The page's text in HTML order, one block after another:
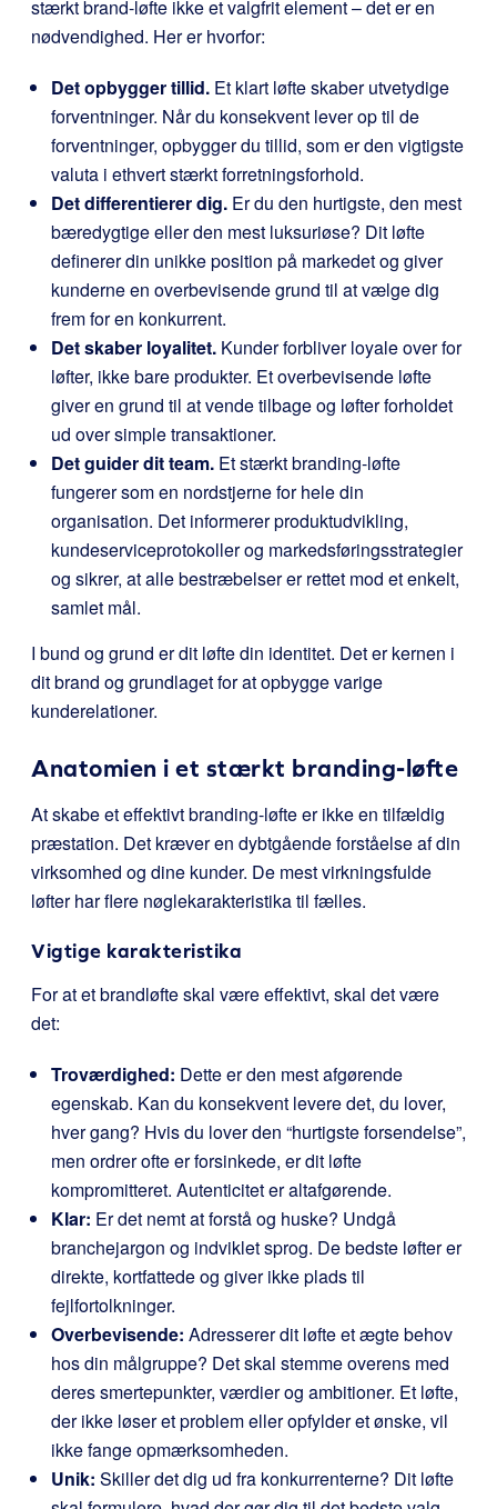
stærkt brand-løfte ikke et valgfrit element – det er en
nødvendighed. Her er hvorfor:
Det opbygger tillid. Et klart løfte skaber utvetydige
forventninger. Når du konsekvent lever op til de
forventninger, opbygger du tillid, som er den vigtigste
valuta i ethvert stærkt forretningsforhold.
Det differentierer dig. Er du den hurtigste, den mest
bæredygtige eller den mest luksuriøse? Dit løfte
definerer din unikke position på markedet og giver
kunderne en overbevisende grund til at vælge dig
frem for en konkurrent.
Det skaber loyalitet. Kunder forbliver loyale over for
løfter, ikke bare produkter. Et overbevisende løfte
giver en grund til at vende tilbage og løfter forholdet
ud over simple transaktioner.
Det guider dit team. Et stærkt branding-løfte
fungerer som en nordstjerne for hele din
organisation. Det informerer produktudvikling,
kundeserviceprotokoller og markedsføringsstrategier
og sikrer, at alle bestræbelser er rettet mod et enkelt,
samlet mål.
I bund og grund er dit løfte din identitet. Det er kernen i
dit brand og grundlaget for at opbygge varige
kunderelationer.
Anatomien i et stærkt branding-løfte
At skabe et effektivt branding-løfte er ikke en tilfældig
præstation. Det kræver en dybtgående forståelse af din
virksomhed og dine kunder. De mest virkningsfulde
løfter har flere nøglekarakteristika til fælles.
Vigtige karakteristika
For at et brandløfte skal være effektivt, skal det være
det:
Troværdighed: Dette er den mest afgørende
egenskab. Kan du konsekvent levere det, du lover,
hver gang? Hvis du lover den “hurtigste forsendelse”,
men ordrer ofte er forsinkede, er dit løfte
kompromitteret. Autenticitet er altafgørende.
Klar: Er det nemt at forstå og huske? Undgå
branchejargon og indviklet sprog. De bedste løfter er
direkte, kortfattede og giver ikke plads til
fejlfortolkninger.
Overbevisende: Adresserer dit løfte et ægte behov
hos din målgruppe? Det skal stemme overens med
deres smertepunkter, værdier og ambitioner. Et løfte,
der ikke løser et problem eller opfylder et ønske, vil
ikke fange opmærksomheden.
Unik: Skiller det dig ud fra konkurrenterne? Dit løfte